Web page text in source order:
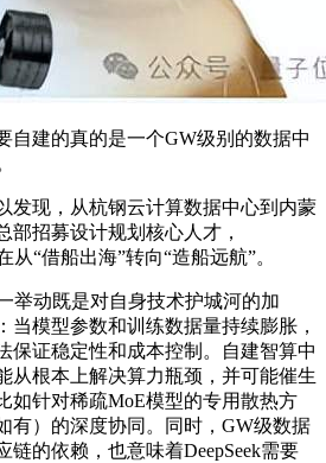
自建的真的是一个GW级别的数据中
发现，从杭钢云计算数据中心到内蒙
部招募设计规划核心人才，
从“借船出海”转向“造船远航”。
举动既是对自身技术护城河的加
当模型参数和训练数据量持续膨胀，
保证稳定性和成本控制。自建智算中
从根本上解决算力瓶颈，并可能催生
针对稀疏MoE模型的专用散热方
有）的深度协同。同时，GW级数据
链的依赖，也意味着DeepSeek需要